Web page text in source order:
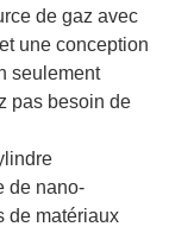
de gaz avec
une conception
seulement
pas besoin de
de nano-
de matériaux